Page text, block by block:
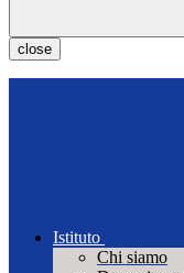
close
Istituto
Chi siamo